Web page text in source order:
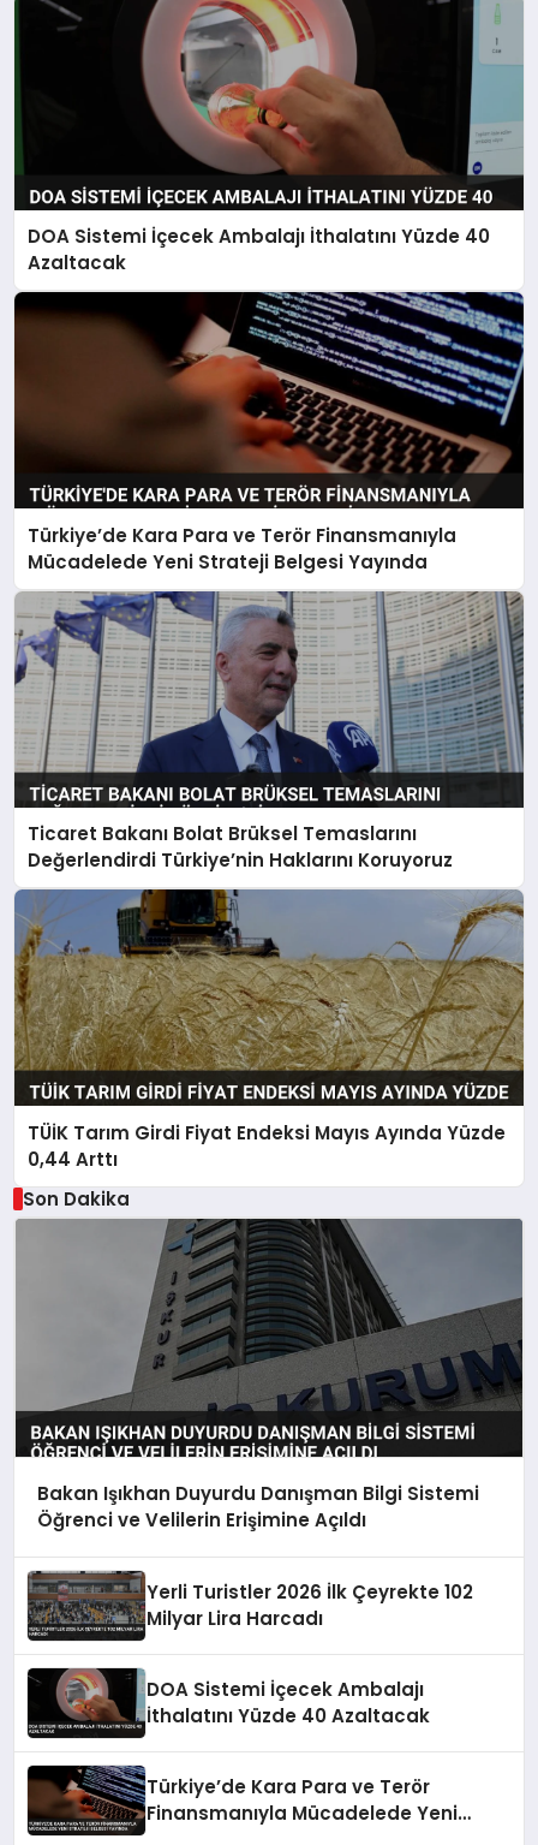
DOA Sistemi İçecek Ambalajı İthalatını Yüzde 40
Azaltacak
Türkiye’de Kara Para ve Terör Finansmanıyla
Mücadelede Yeni Strateji Belgesi Yayında
Ticaret Bakanı Bolat Brüksel Temaslarını
Değerlendirdi Türkiye’nin Haklarını Koruyoruz
TÜİK Tarım Girdi Fiyat Endeksi Mayıs Ayında Yüzde
0,44 Arttı
Son Dakika
Bakan Işıkhan Duyurdu Danışman Bilgi Sistemi
Öğrenci ve Velilerin Erişimine Açıldı
Yerli Turistler 2026 İlk Çeyrekte 102
Milyar Lira Harcadı
DOA Sistemi İçecek Ambalajı
İthalatını Yüzde 40 Azaltacak
Türkiye’de Kara Para ve Terör
Finansmanıyla Mücadelede Yeni